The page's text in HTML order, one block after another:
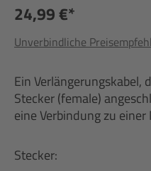
24,99 €*
Unverbindliche
Ein Verlängerungskabel,
Stecker (female)
eine Verbindung zu
Stecker: